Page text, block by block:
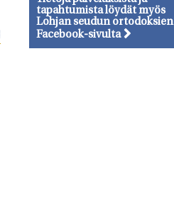
tapahtumista löydät myös
Lohjan seudun ortodoksien
Facebook-sivulta